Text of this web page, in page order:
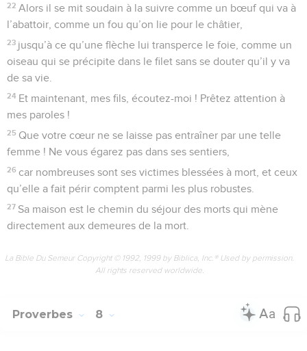
22 Alors il se mit soudain à la suivre comme un bœuf qui va à
l’abattoir, comme un fou qu’on lie pour le châtier,
23 jusqu’à ce qu’une flèche lui transperce le foie, comme un
oiseau qui se précipite dans le filet sans se douter qu’il y va
de sa vie.
24 Et maintenant, mes fils, écoutez-moi ! Prêtez attention à
mes paroles !
25 Que votre cœur ne se laisse pas entraîner par une telle
femme ! Ne vous égarez pas dans ses sentiers,
26 car nombreuses sont ses victimes blessées à mort, et ceux
qu’elle a fait périr comptent parmi les plus robustes.
27 Sa maison est le chemin du séjour des morts qui mène
directement aux demeures de la mort.
La Bible Du Semeur Copyright © 1992, 1999 by Biblica, Inc.® Used by permission.
All rights reserved worldwide.
Proverbes 8